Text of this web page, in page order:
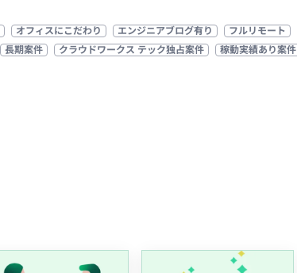
オフィスにこだわり エンジニアブログ有り
フルリモート
長期案件 クラウドワークス テック独占案件 稼動実績あり案件